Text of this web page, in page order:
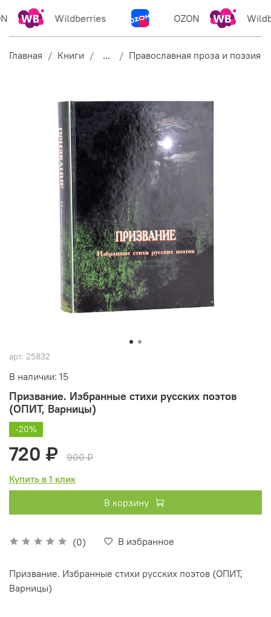
Wildberries OZON
Главная Книги ... Православная проза и поэзия
арт. 25832
В наличии: 15
Призвание. Избранные стихи русских поэтов
(ОПИТ, Варницы)
(0) В избранное
-20%
720 ₽
900 ₽
Купить в 1 клик
В корзину
Призвание. Избранные стихи русских поэтов (ОПИТ,
Варницы)